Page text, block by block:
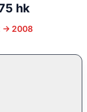
hk
-> 2008